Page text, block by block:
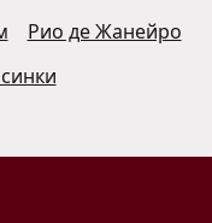
Рио де Жанейро